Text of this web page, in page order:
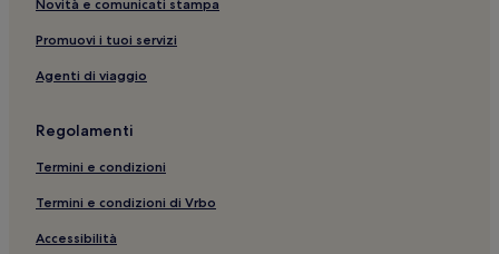
Garda: Appartamenti
Garda: hotel
Abano Terme: hotel a 3 stelle
Abano Terme: Resort e hotel con spa
Abano Terme: hotel
Sant'ambrogio di Valpolicella: B&B
Cortina d'Ampezzo: Appartamenti
Novità e comunicati stampa
Promuovi i tuoi servizi
Agenti di viaggio
Regolamenti
Termini e condizioni
Termini e condizioni di Vrbo
Accessibilità